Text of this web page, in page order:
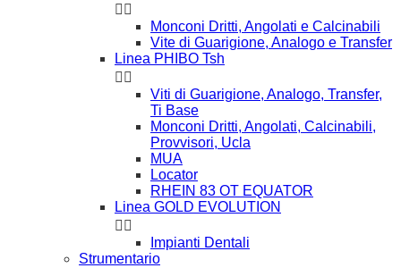
 
Monconi Dritti, Angolati e Calcinabili
Vite di Guarigione, Analogo e Transfer
Linea PHIBO Tsh
 
Viti di Guarigione, Analogo, Transfer,
Ti Base
Monconi Dritti, Angolati, Calcinabili,
Provvisori, Ucla
MUA
Locator
RHEIN 83 OT EQUATOR
Linea GOLD EVOLUTION
 
Impianti Dentali
Strumentario